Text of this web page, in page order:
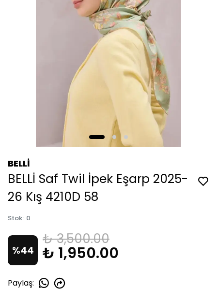
BELLİ
BELLİ Saf Twil İpek Eşarp 2025-
26 Kış 4210D 58
Stok: 0
%44
₺ 3,500.00
₺ 1,950.00
Paylaş: